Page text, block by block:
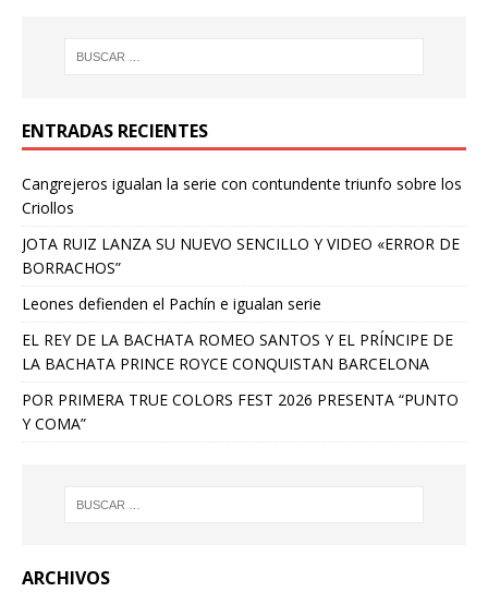
ENTRADAS RECIENTES
Cangrejeros igualan la serie con contundente triunfo sobre los
Criollos
JOTA RUIZ LANZA SU NUEVO SENCILLO Y VIDEO «ERROR DE
BORRACHOS”
Leones defienden el Pachín e igualan serie
EL REY DE LA BACHATA ROMEO SANTOS Y EL PRÍNCIPE DE
LA BACHATA PRINCE ROYCE CONQUISTAN BARCELONA
POR PRIMERA TRUE COLORS FEST 2026 PRESENTA “PUNTO
Y COMA”
ARCHIVOS